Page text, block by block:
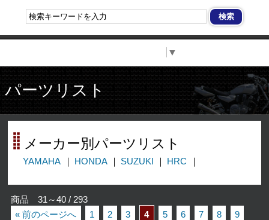
▼
パーツリスト
メーカー別パーツリスト
YAMAHA HONDA SUZUKI HRC
商品 31～40 / 293
« 前のページへ
1 2 3 4 5 6 7 8 9